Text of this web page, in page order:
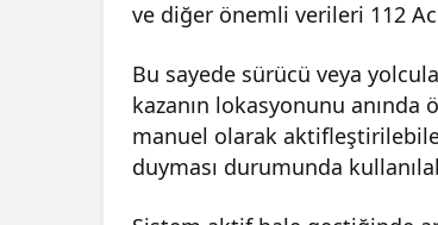
ve diğer önemli verileri 112
Bu sayede sürücü veya
kazanın lokasyonunu anında
manuel olarak
duyması durumunda